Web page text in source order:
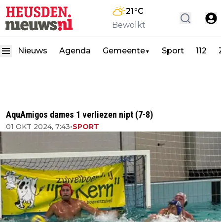
21°C
Bewolkt
Nieuws Agenda Gemeente▼ Sport 112
AquAmigos dames 1 verliezen nipt (7-8)
01 OKT 2024, 7:43•SPORT